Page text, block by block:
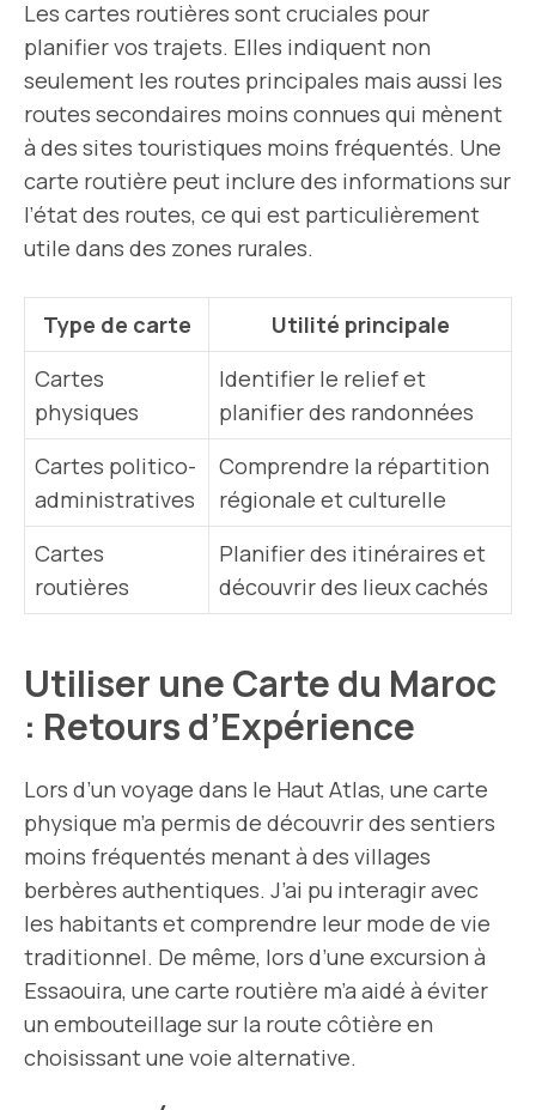
Les cartes routières sont cruciales pour
planifier vos trajets. Elles indiquent non
seulement les routes principales mais aussi les
routes secondaires moins connues qui mènent
à des sites touristiques moins fréquentés. Une
carte routière peut inclure des informations sur
l’état des routes, ce qui est particulièrement
utile dans des zones rurales.
Type de carte
Utilité principale
Cartes
physiques
Identifier le relief et
planifier des randonnées
Cartes politico-
administratives
Comprendre la répartition
régionale et culturelle
Cartes
routières
Planifier des itinéraires et
découvrir des lieux cachés
Utiliser une Carte du Maroc
: Retours d’Expérience
Lors d’un voyage dans le Haut Atlas, une carte
physique m’a permis de découvrir des sentiers
moins fréquentés menant à des villages
berbères authentiques. J’ai pu interagir avec
les habitants et comprendre leur mode de vie
traditionnel. De même, lors d’une excursion à
Essaouira, une carte routière m’a aidé à éviter
un embouteillage sur la route côtière en
choisissant une voie alternative.